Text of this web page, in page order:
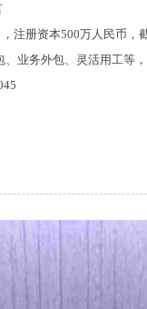
册资本500万人民币，
务外包、灵活用工等